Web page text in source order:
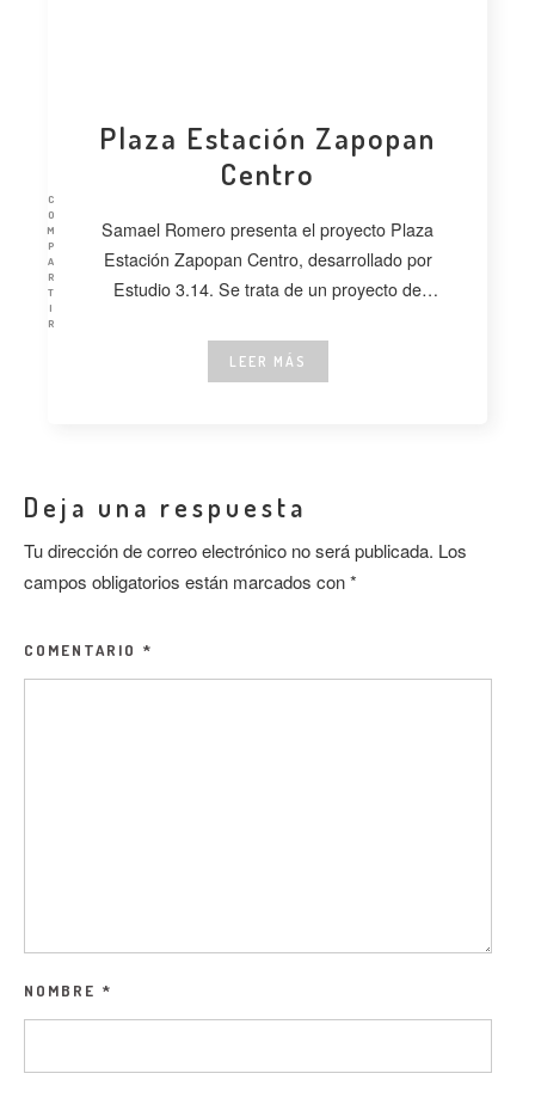
C
O
M
P
A
R
T
I
R
Plaza Estación Zapopan
Centro
Samael Romero presenta el proyecto Plaza
Estación Zapopan Centro, desarrollado por
Estudio 3.14. Se trata de un proyecto de
LEER MÁS
Deja una respuesta
Tu dirección de correo electrónico no será publicada. Los
campos obligatorios están marcados con*
COMENTARIO *
NOMBRE *